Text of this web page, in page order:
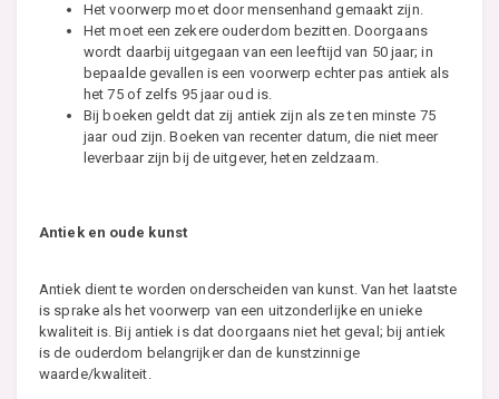
Het voorwerp moet door mensenhand gemaakt zijn.
Het moet een zekere ouderdom bezitten. Doorgaans
wordt daarbij uitgegaan van een leeftijd van 50 jaar; in
bepaalde gevallen is een voorwerp echter pas antiek als
het 75 of zelfs 95 jaar oud is.
Bij boeken geldt dat zij antiek zijn als ze ten minste 75
jaar oud zijn. Boeken van recenter datum, die niet meer
leverbaar zijn bij de uitgever, heten zeldzaam.
Antiek en oude kunst
Antiek dient te worden onderscheiden van kunst. Van het laatste
is sprake als het voorwerp van een uitzonderlijke en unieke
kwaliteit is. Bij antiek is dat doorgaans niet het geval; bij antiek
is de ouderdom belangrijker dan de kunstzinnige
waarde/kwaliteit.